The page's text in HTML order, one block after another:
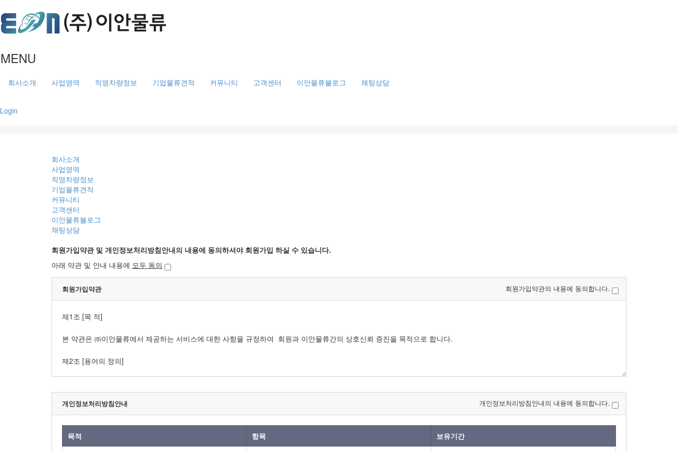
MENU
회사소개 사업영역 직영차량정보 기업물류견적 커뮤니티 고객센터 이안물류블로그 채팅상담
Login
회사소개
사업영역
직영차량정보
기업물류견적
커뮤니티
고객센터
이안물류블로그
채팅상담
회원가입약관 및 개인정보처리방침안내의 내용에 동의하셔야 회원가입 하실 수 있습니다.
아래 약관 및 안내 내용에 모두 동의
회원가입약관 회원가입약관의 내용에 동의합니다.
개인정보처리방침안내
목적 항목 보유기간
개인정보처리방침안내의 내용에 동의합니다.